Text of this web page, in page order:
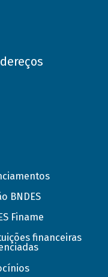
BNDES
Finame
financeiras